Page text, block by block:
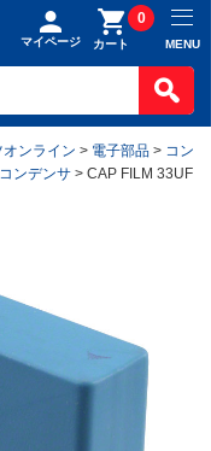
マイページ カート
0
MENU
ンライン > 電子部品 > コン
ンデンサ > CAP FILM 33UF